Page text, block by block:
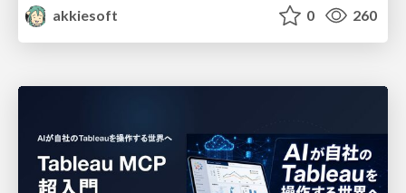
akkiesoft
0 260